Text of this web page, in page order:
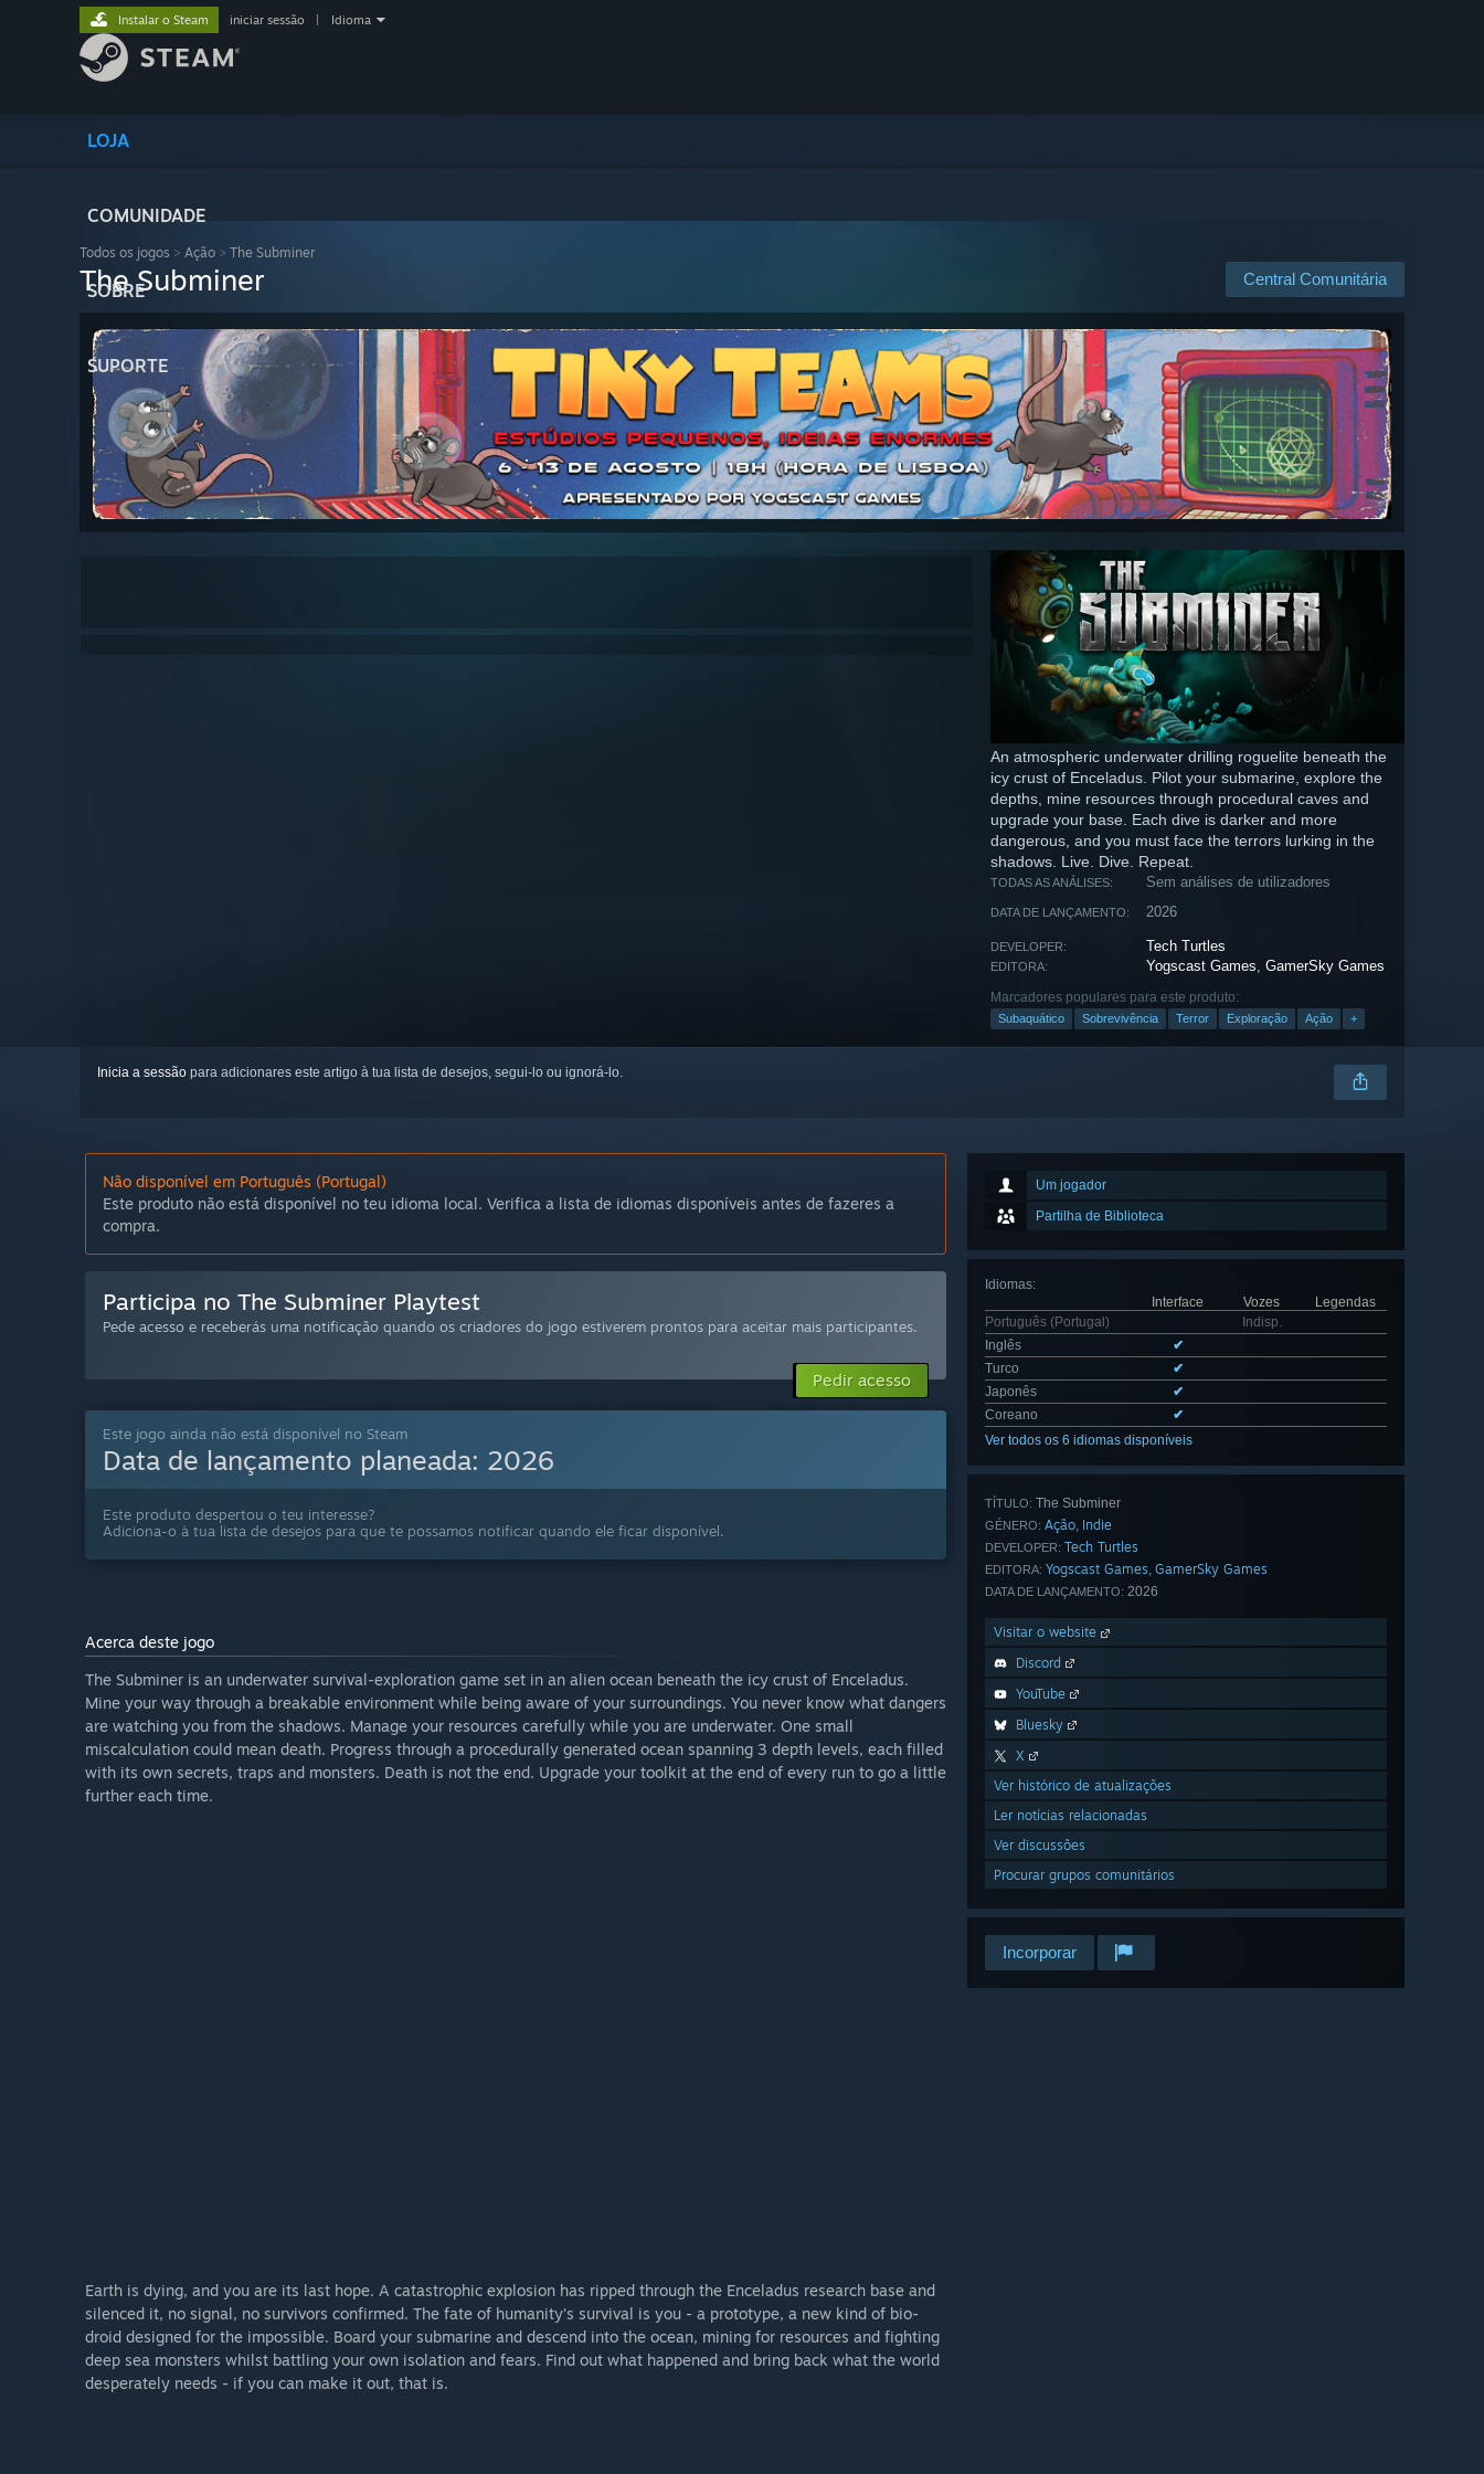
LOJA
COMUNIDADE
SOBRE
SUPORTE
Instalar o Steam iniciar sessão Idioma
Todos os jogos > Ação > The Subminer
Central Comunitária
The Subminer
An atmospheric underwater drilling roguelite beneath the
icy crust of Enceladus. Pilot your submarine, explore the
depths, mine resources through procedural caves and
upgrade your base. Each dive is darker and more
dangerous, and you must face the terrors lurking in the
shadows. Live. Dive. Repeat.
TODAS AS ANÁLISES: Sem análises de utilizadores
DATA DE LANÇAMENTO: 2026
DEVELOPER: Tech Turtles
EDITORA: Yogscast Games ,GamerSky Games
Marcadores populares para este produto:
Subaquático Sobrevivência Terror Exploração Ação +
Inicia a sessão para adicionares este artigo à tua lista de desejos, segui-lo ou ignorá-lo.
Um jogador
Partilha de Biblioteca
Idiomas:
Interface
Vozes
Legendas
Português (Portugal)
Indisp.
Inglês
✔
Turco
✔
Japonês
✔
Coreano
✔
Ver todos os 6 idiomas disponíveis
TÍTULO: The Subminer
GÉNERO: Ação Indie
DEVELOPER: Tech Turtles
EDITORA: Yogscast Games GamerSky Games
DATA DE LANÇAMENTO: 2026
Visitar o website
Discord
YouTube
Bluesky
X
Ver histórico de atualizações
Ler notícias relacionadas
Ver discussões
Procurar grupos comunitários
Incorporar
Não disponível em Português (Portugal)
Este produto não está disponível no teu idioma local. Verifica a lista de idiomas disponíveis antes de fazeres a
compra.
Participa no The Subminer Playtest
Pede acesso e receberás uma notificação quando os criadores do jogo estiverem prontos para aceitar mais participantes.
Pedir acesso
Este jogo ainda não está disponível no Steam
Data de lançamento planeada: 2026
Este produto despertou o teu interesse?
Adiciona-o à tua lista de desejos para que te possamos notificar quando ele ficar disponível.
Acerca deste jogo
The Subminer is an underwater survival-exploration game set in an alien ocean beneath the icy crust of Enceladus.
Mine your way through a breakable environment while being aware of your surroundings. You never know what dangers
are watching you from the shadows. Manage your resources carefully while you are underwater. One small
miscalculation could mean death. Progress through a procedurally generated ocean spanning 3 depth levels, each filled
with its own secrets, traps and monsters. Death is not the end. Upgrade your toolkit at the end of every run to go a little
further each time.
Earth is dying, and you are its last hope. A catastrophic explosion has ripped through the Enceladus research base and
silenced it, no signal, no survivors confirmed. The fate of humanity’s survival is you - a prototype, a new kind of bio-
droid designed for the impossible. Board your submarine and descend into the ocean, mining for resources and fighting
deep sea monsters whilst battling your own isolation and fears. Find out what happened and bring back what the world
desperately needs - if you can make it out, that is.